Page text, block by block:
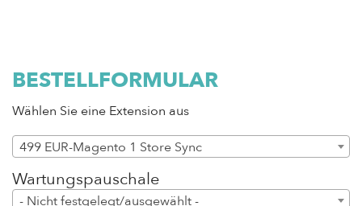
BESTELLFORMULAR
Wählen Sie eine Extension aus
Modul
499 EUR-Magento 1 Store Sync
Wartungspauschale
- Nicht festgelegt/ausgewählt -